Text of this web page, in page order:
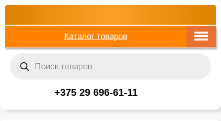
Каталог товаров
товаров
+375 29 696-61-11